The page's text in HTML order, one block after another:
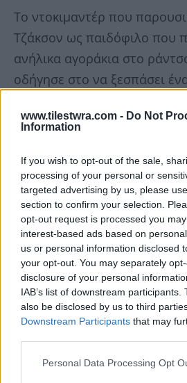
www.tilestwra.com - Do Not
Information
If you wish to opt-out of the sale,
processing of your personal or
targeted advertising by us, please
section to confirm your selection.
opt-out request is processed you
interest-based ads based on
us or personal information disclosed
your opt-out. You may separately
disclosure of your personal
IAB’s list of downstream
also be disclosed by us to third
Downstream Participants that may
Personal Data Processing Opt
Το ντοκιμαντέρ που
Τζάκσον ως παιδόφιλο που
ανήλικα αγοράκια στο
οδήγησε στο να ξεσπάσει
ραδιοφωνικούς σταθμούς
ξεκίνησαν μποϊκοτάζ στα
θρυλικού καλλιτέχνη.
Drake και ο Κουίνσι
αναφορά και τραγούδι του
συναυλίες τους και πολλοί
γύρισαν την πλάτη στον
Τέρας ή όχι, ο Τζάκσον
να δικαστεί ούτε να
καλλιτεχνικό του έργο
ζωντανό και σε πείσμα